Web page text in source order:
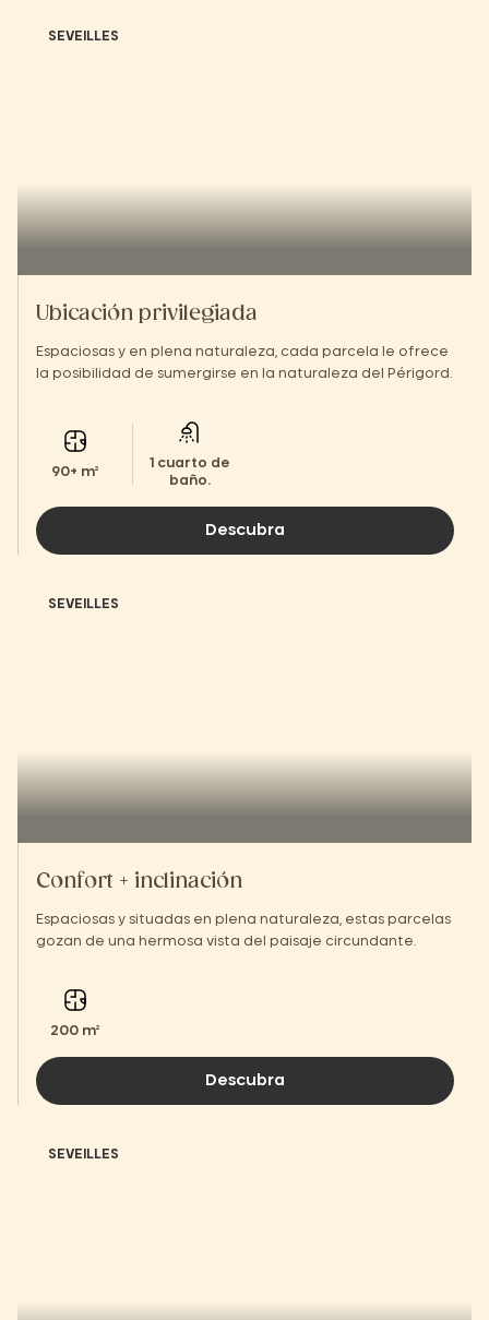
SEVEILLES
Ubicación privilegiada
Espaciosas y en plena naturaleza, cada parcela le ofrece
la posibilidad de sumergirse en la naturaleza del Périgord.
90+ m²
1 cuarto de
baño.
Descubra
SEVEILLES
Confort + inclinación
Espaciosas y situadas en plena naturaleza, estas parcelas
gozan de una hermosa vista del paisaje circundante.
200 m²
Descubra
SEVEILLES